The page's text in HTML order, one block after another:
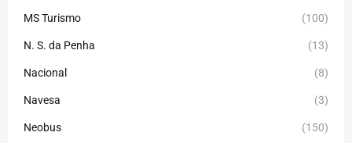
MS Turismo (100)
N. S. da Penha (13)
Nacional (8)
Navesa (3)
Neobus (150)